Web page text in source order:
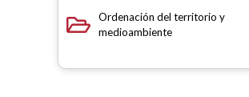
Ordenación del territorio y
medioambiente